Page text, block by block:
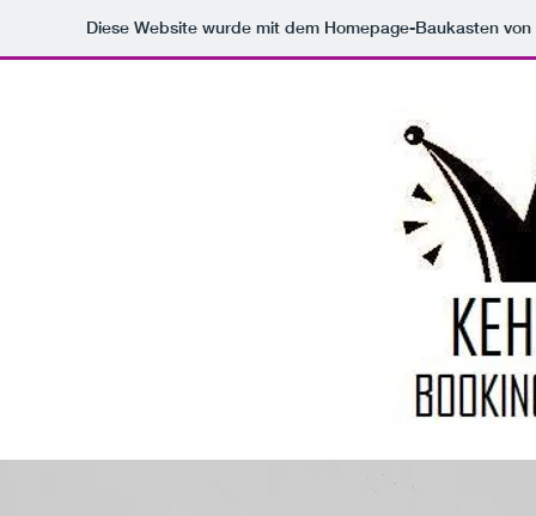
Diese Website wurde mit dem Homepage-Baukasten von